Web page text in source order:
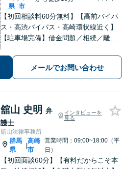
県 市
【初回相談料60分無料】【高前バイパ
ス・高渋バイパス・高崎環状線近く】
【駐車場完備】借金問題／相続／離婚
広く対応しております。丁寧なヒアリ
ングとコミュニケーションを重ねるこ
とを大切にしております【休日・夜間
対応可】
メールでお問い合わせ
舘山 史明 弁
護士
インタビューを
見る
舘山法律事務所
群馬
県
|
高崎
市
営業時間：09:00~18:00（平
日）
【初回面談60分】【有料だからこそ本